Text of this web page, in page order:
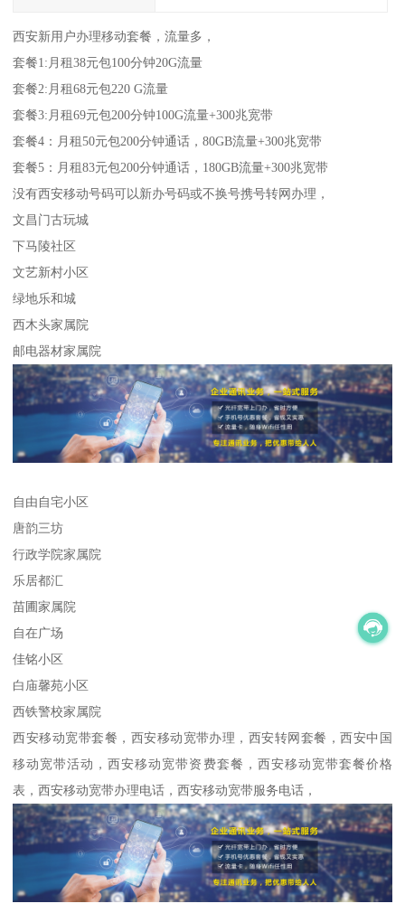
西安新用户办理移动套餐，流量多，
套餐1:月租38元包100分钟20G流量
套餐2:月租68元包220 G流量
套餐3:月租69元包200分钟100G流量+300兆宽带
套餐4：月租50元包200分钟通话，80GB流量+300兆宽带
套餐5：月租83元包200分钟通话，180GB流量+300兆宽带
没有西安移动号码可以新办号码或不换号携号转网办理，
文昌门古玩城
下马陵社区
文艺新村小区
绿地乐和城
西木头家属院
邮电器材家属院
自由自宅小区
唐韵三坊
行政学院家属院
乐居都汇
苗圃家属院
自在广场
佳铭小区
白庙馨苑小区
西铁警校家属院
西安移动宽带套餐，西安移动宽带办理，西安转网套餐，西安中国
移动宽带活动，西安移动宽带资费套餐，西安移动宽带套餐价格
表，西安移动宽带办理电话，西安移动宽带服务电话，